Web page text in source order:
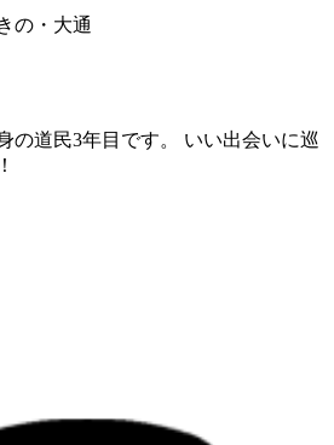
の・大通
の道民3年目です。 いい出会いに巡